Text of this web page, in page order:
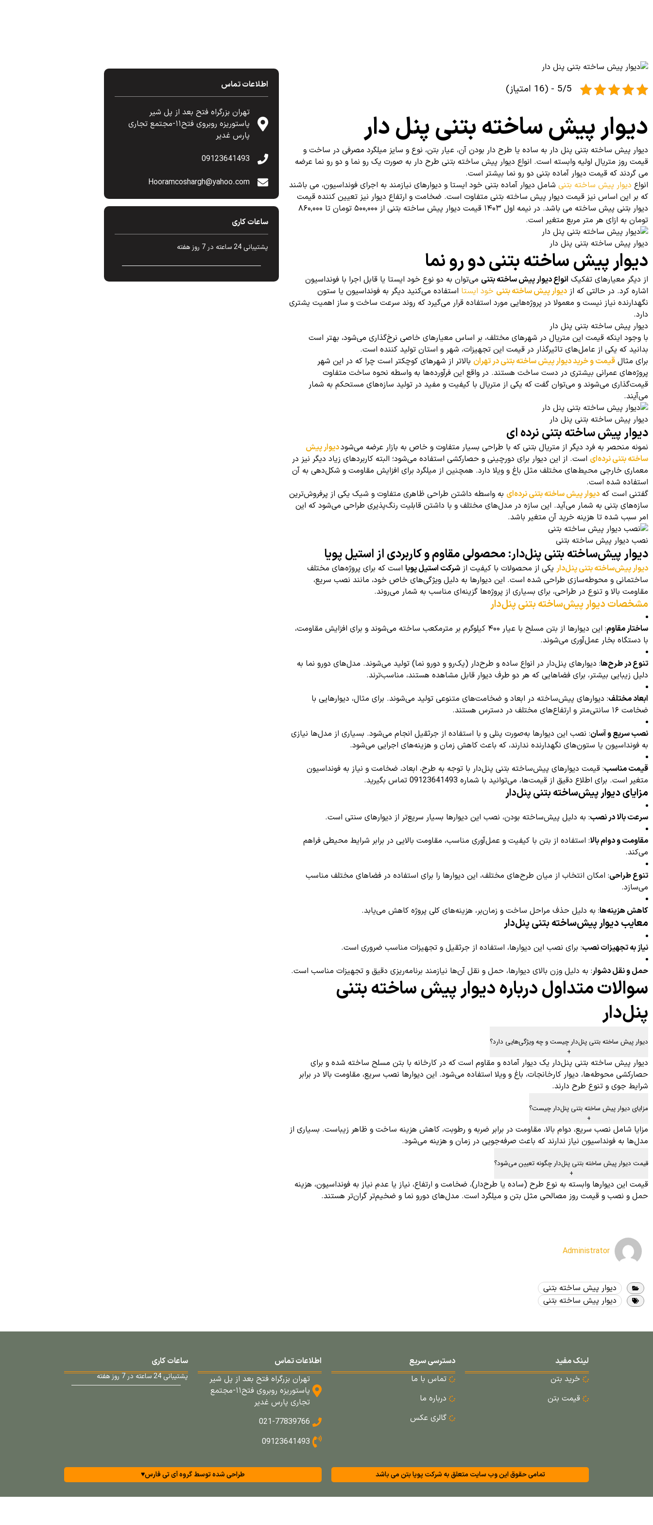
5/5 - (16 امتیاز)
دیوار پیش ساخته بتنی پنل دار
دیوار پیش ساخته بتنی پنل دار به ساده یا طرح دار بودن آن، عیار بتن، نوع و سایز میلگرد مصرفی در ساخت و
قیمت روز متریال اولیه وابسته است. انواع دیوار پیش ساخته بتنی طرح دار به صورت یک رو نما و دو رو نما عرضه
می گردند که قیمت دیوار آماده بتنی دو رو نما بیشتر است.
انواع دیوار پیش ساخته بتنی شامل دیوار آماده بتنی خود ایستا و دیوارهای نیازمند به اجرای فونداسیون، می باشند
که بر این اساس نیز قیمت دیوار پیش ساخته بتنی متفاوت است. ضخامت و ارتفاع دیوار نیز تعیین کننده قیمت
دیوار بتنی پیش ساخته می باشد. در نیمه اول ۱۴۰۳ قیمت دیوار پیش ساخته بتنی از ۵۰۰,۰۰۰ تومان تا ۸۶۰,۰۰۰
تومان به ازای هر متر مربع متغیر است.
دیوار پیش ساخته بتنی پنل دار
دیوار پیش ساخته بتنی دو رو نما
از دیگر معیار‌های تفکیک انواع دیوار پیش ساخته بتنی می‌توان به دو نوع خود ایستا یا قابل اجرا با فونداسیون
اشاره کرد. در حالتی که از دیوار پیش ساخته بتنی خود ایستا استفاده می‌کنید دیگر به فونداسیون یا ستون
نگهدارنده نیاز نیست و معمولا در پروژه‌هایی مورد استفاده قرار می‌گیرد که روند سرعت ساخت و ساز اهمیت یشتری
دارد.
دیوار پیش ساخته بتنی پنل دار
با وجود اینکه قیمت این متریال در شهر‌های مختلف، بر اساس معیار‌های خاصی نرخ‌گذاری می‌شود، بهتر است
بدانید که یکی از عامل‌های تاثیرگذار در قیمت این تجهیزات، شهر و استان تولید کننده است.
برای مثال قیمت و خرید دیوار پیش ساخته بتنی در تهران بالا‌تر از شهر‌های کوچکتر است چرا که در این شهر
پروژه‌های عمرانی بیشتری در دست ساخت هستند. در واقع این فرآورده‌ها به واسطه نحوه ساخت متفاوت
قیمت‌گذاری می‌شوند و می‌توان گفت که یکی از متریال با کیفیت و مفید در تولید سازه‌های مستحکم به شمار
می‌آیند.
دیوار پیش ساخته بتنی پنل دار
دیوار پیش ساخته بتنی نرده ای
نمونه منحصر به فرد دیگر از متریال بتنی که با طراحی بسیار متفاوت و خاص به بازار عرضه می‌شوددیوار پیش
ساخته بتنی نرده‌ای است. از این دیوار برای دورچینی و حصارکشی استفاده می‌شود؛ البته کاربردهای زیاد دیگر نیز در
معماری خارجی محیط‌های مختلف مثل باغ و ویلا دارد. همچنین از میلگرد برای افزایش مقاومت و شکل‌دهی به آن
استفاده شده است.
گفتنی است که دیوار پیش ساخته بتنی نرده‌ای به واسطه داشتن طراحی ظاهری متفاوت و شیک یکی از پرفروش‌ترین
سازه‌های بتنی به شمار می‌آید. این سازه در مدل‌های مختلف و با داشتن قابلیت رنگ‌پذیری طراحی می‌شود که این
امر سبب شده تا هزینه خرید آن متغیر باشد.
نصب دیوار پیش ساخته بتنی
دیوار پیش‌ساخته بتنی پنل‌دار: محصولی مقاوم و کاربردی از استیل پویا
دیوار پیش‌ساخته بتنی پنل‌دار یکی از محصولات با کیفیت از شرکت استیل پویا است که برای پروژه‌های مختلف
ساختمانی و محوطه‌سازی طراحی شده است. این دیوارها به دلیل ویژگی‌های خاص خود، مانند نصب سریع،
مقاومت بالا و تنوع در طراحی، برای بسیاری از پروژه‌ها گزینه‌ای مناسب به شمار می‌روند.
مشخصات دیوار پیش‌ساخته بتنی پنل‌دار
ساختار مقاوم
: این دیوارها از بتن مسلح با عیار ۴۰۰ کیلوگرم بر مترمکعب ساخته می‌شوند و برای افزایش مقاومت،
با دستگاه بخار عمل‌آوری می‌شوند.
تنوع در طرح‌ها: دیوارهای پنل‌دار در انواع ساده و طرح‌دار (یک‌رو و دو‌رو نما) تولید می‌شوند. مدل‌های دو‌رو نما به
دلیل زیبایی بیشتر، برای فضاهایی که هر دو طرف دیوار قابل مشاهده هستند، مناسب‌ترند.
ابعاد مختلف: دیوارهای پیش‌ساخته در ابعاد و ضخامت‌های متنوعی تولید می‌شوند. برای مثال، دیوارهایی با
ضخامت ۱۶ سانتی‌متر و ارتفاع‌های مختلف در دسترس هستند.
نصب سریع و آسان: نصب این دیوارها به‌صورت پنلی و با استفاده از جرثقیل انجام می‌شود. بسیاری از مدل‌ها نیازی
به فونداسیون یا ستون‌های نگهدارنده ندارند، که باعث کاهش زمان و هزینه‌های اجرایی می‌شود.
قیمت مناسب: قیمت دیوارهای پیش‌ساخته بتنی پنل‌دار با توجه به طرح، ابعاد، ضخامت و نیاز به فونداسیون
متغیر است. برای اطلاع دقیق از قیمت‌ها، می‌توانید با شماره 09123641493 تماس بگیرید.
مزایای دیوار پیش‌ساخته بتنی پنل‌دار
سرعت بالا در نصب: به دلیل پیش‌ساخته بودن، نصب این دیوارها بسیار سریع‌تر از دیوارهای سنتی است.
مقاومت و دوام بالا: استفاده از بتن با کیفیت و عمل‌آوری مناسب، مقاومت بالایی در برابر شرایط محیطی فراهم
می‌کند.
تنوع طراحی: امکان انتخاب از میان طرح‌های مختلف، این دیوارها را برای استفاده در فضاهای مختلف مناسب
می‌سازد.
کاهش هزینه‌ها: به دلیل حذف مراحل ساخت و زمان‌بر، هزینه‌های کلی پروژه کاهش می‌یابد.
معایب دیوار پیش‌ساخته بتنی پنل‌دار
نیاز به تجهیزات نصب: برای نصب این دیوارها، استفاده از جرثقیل و تجهیزات مناسب ضروری است.
حمل و نقل دشوار: به دلیل وزن بالای دیوارها، حمل و نقل آن‌ها نیازمند برنامه‌ریزی دقیق و تجهیزات مناسب است.
سوالات متداول درباره دیوار پیش ساخته بتنی
پنل‌دار
دیوار پیش ساخته بتنی پنل‌دار چیست و چه ویژگی‌هایی دارد؟
+
دیوار پیش ساخته بتنی پنل‌دار یک دیوار آماده و مقاوم است که در کارخانه با بتن مسلح ساخته شده و برای
حصارکشی محوطه‌ها، دیوار کارخانجات، باغ و ویلا استفاده می‌شود. این دیوارها نصب سریع، مقاومت بالا در برابر
شرایط جوی و تنوع طرح دارند.
مزایای دیوار پیش ساخته بتنی پنل‌دار چیست؟
+
مزایا شامل نصب سریع، دوام بالا، مقاومت در برابر ضربه و رطوبت، کاهش هزینه ساخت و ظاهر زیباست. بسیاری از
مدل‌ها به فونداسیون نیاز ندارند که باعث صرفه‌جویی در زمان و هزینه می‌شود.
قیمت دیوار پیش ساخته بتنی پنل‌دار چگونه تعیین می‌شود؟
+
قیمت این دیوارها وابسته به نوع طرح (ساده یا طرح‌دار)، ضخامت و ارتفاع، نیاز یا عدم نیاز به فونداسیون، هزینه
حمل و نصب و قیمت روز مصالحی مثل بتن و میلگرد است. مدل‌های دو‌رو نما و ضخیم‌تر گران‌تر هستند.
Administrator
دیوار پیش ساخته بتنی
دیوار پیش ساخته بتنی
اطلاعات تماس
تهران بزرگراه فتح بعد از پل شیر
پاستوریزه روبروی فتح۱۱-مجتمع تجاری
پارس غدیر
09123641493
Hooramcoshargh@yahoo.com
ساعات کاری
پشتیبانی 24 ساعته در 7 روز هفته
لینک مفید
خرید بتن
قیمت بتن
دسترسی سریع
تماس با ما
درباره ما
گالری عکس
اطلاعات تماس
تهران بزرگراه فتح بعد از پل شیر
پاستوریزه روبروی فتح۱۱-مجتمع
تجاری پارس غدیر
021-77839766
09123641493
ساعات کاری
پشتیبانی 24 ساعته در 7 روز هفته
تمامی حقوق این وب سایت متعلق به شرکت پویا بتن می باشد طراحی شده توسط گروه آی تی فارس♥